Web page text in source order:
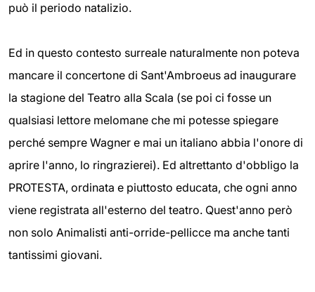
può il periodo natalizio.
Ed in questo contesto surreale naturalmente non poteva
mancare il concertone di Sant'Ambroeus ad inaugurare
la stagione del Teatro alla Scala (se poi ci fosse un
qualsiasi lettore melomane che mi potesse spiegare
perché sempre Wagner e mai un italiano abbia l'onore di
aprire l'anno, lo ringrazierei). Ed altrettanto d'obbligo la
PROTESTA, ordinata e piuttosto educata, che ogni anno
viene registrata all'esterno del teatro. Quest'anno però
non solo Animalisti anti-orride-pellicce ma anche tanti
tantissimi giovani.